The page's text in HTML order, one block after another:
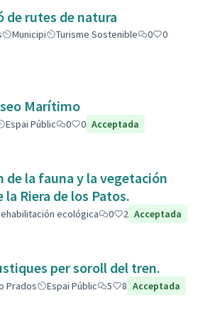
de rutes de natura
Municipi Turisme Sostenible 0
0
Marítimo
Espai Públic 0 0 Acceptada
de la fauna y la vegetación
Riera de los Patos.
ecológica 0 2 Acceptada
per soroll del tren.
Prados Espai Públic 5 8 Acceptada